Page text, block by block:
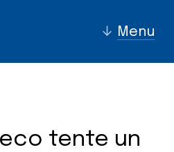
↓ Menu
tente un